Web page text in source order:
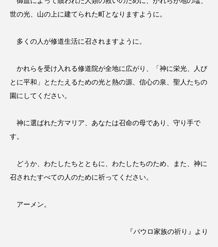
世の光、山の上に建てられた町となりますように。
多くの人が修道生活に召されますように。
かれらを受け入れる修道院が全地に広がり、「神に栄光、人び
とに平和」とたたえるための光と熱の源、信心の泉、聖人たちの
園にしてください。
神に選ばれた方マリア、あなたは召命の母であり、守り手で
す。
どうか、わたしたちとともに、わたしたちのため、また、神に
召されたすべての人のために祈ってください。
アーメン。
『パウロ家族の祈り』より